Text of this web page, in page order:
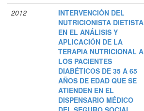
2012
INTERVENCIÓN DEL
NUTRICIONISTA DIETISTA
EN EL ANÁLISIS Y
APLICACIÓN DE LA
TERAPIA NUTRICIONAL A
LOS PACIENTES
DIABÉTICOS DE 35 A 65
AÑOS DE EDAD QUE SE
ATIENDEN EN EL
DISPENSARIO MÉDICO